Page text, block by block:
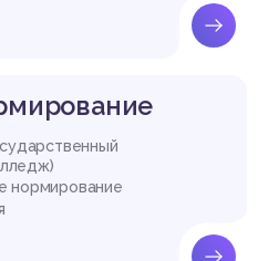
нормирование